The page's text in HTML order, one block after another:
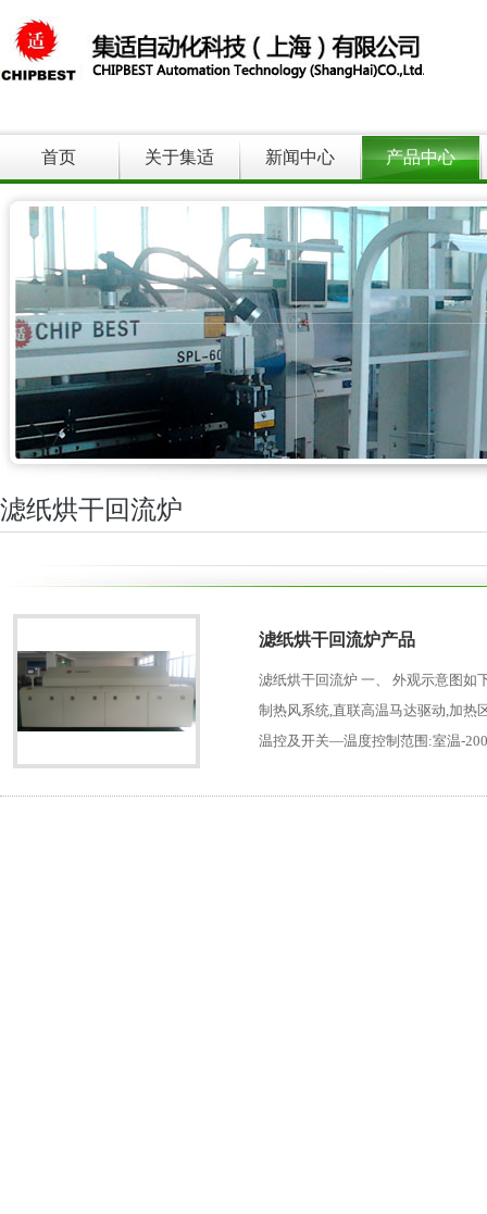
首页 关于集适 新闻中心 产品中心
滤纸烘干回流炉
滤纸烘干回流炉产品
滤纸烘干回流炉 一、 外观示意图
制热风系统,直联高温马达驱动,加
温控及开关—温度控制范围:室温-